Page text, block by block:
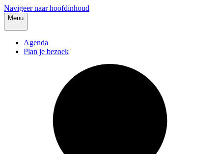
Navigeer naar hoofdinhoud
Menu
Agenda
Plan je bezoek